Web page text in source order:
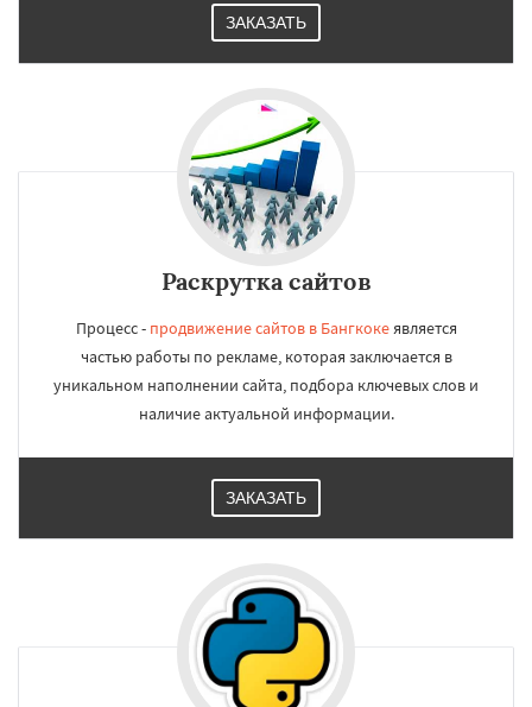
ЗАКАЗАТЬ
Раскрутка сайтов
Процесс - продвижение сайтов в Бангкокеявляется
частью работы по рекламе, которая заключается в
уникальном наполнении сайта, подбора ключевых слов и
наличие актуальной информации.
ЗАКАЗАТЬ